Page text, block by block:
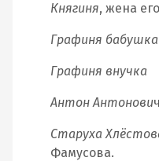
Княгиня, жена
Графиня бабушка
Графиня внучка
Антон Антонович
Старуха
Фамусова.